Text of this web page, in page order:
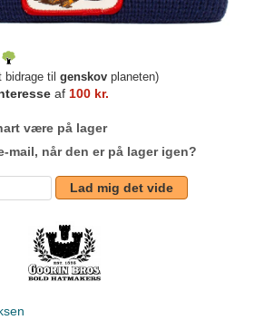
til genskov planeten)
af 100 kr.
være på lager
mail, når den er på lager igen?
Lad mig det vide